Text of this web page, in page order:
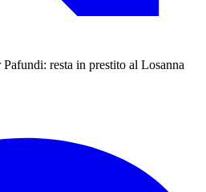
resta in prestito al Losanna